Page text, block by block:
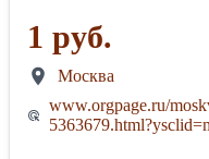
1 руб.
Москва
www.orgpage.ru/